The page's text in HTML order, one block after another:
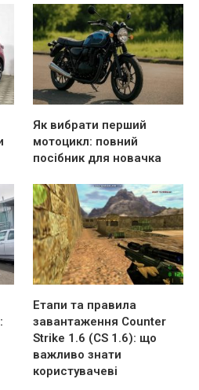
Як вибрати перший
мотоцикл: повний
посібник для новачка
Етапи та правила
завантаження Counter
Strike 1.6 (CS 1.6): що
важливо знати
користувачеві